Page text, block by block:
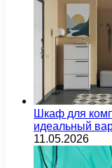
Шкаф для
идеальный
11.05.2026